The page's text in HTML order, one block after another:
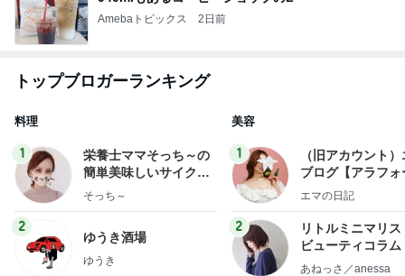
Amebaトピックス 2日前
トップブロガーランキング
料理
1
栄養士ママそっち～の
簡単美味しいサイクル
献立
そっち～
2
ゆうき酒場
ゆうき
美容
1
（旧アカウント
ブログ【アラフォ
社売却セカンドラ
エマの日記
2
リトルミニマリス
ビューティコラ
little
あねっさ／anessa